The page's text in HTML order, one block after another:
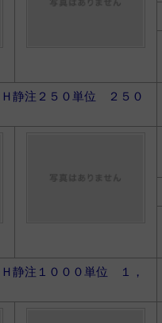
静注２５０単位 ２５０
静注１０００単位 １，